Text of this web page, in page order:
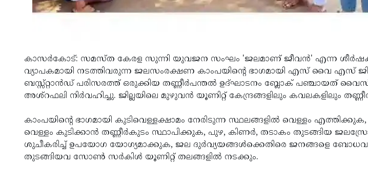
കാസര്‍കോട്: സമസ്ത കേരള സുന്നി യുവജന സംഘം 'ജലമാണ് ജീവന്‍' എന്ന
വ്യാപകമായി നടത്തിവരുന്ന ജലസംരക്ഷണ കാംപയിന്റെ ഭാഗമായി എസ് വൈ എസ്
ബസ്സ്റ്റാന്‍ഡ് പരിസരത്ത് ഒരുക്കിയ തണ്ണീര്‍പന്തല്‍ ഉദ്ഘാടനം ബ്ലോക് പഞ്ചായത്
അശ്‌റഫലി നിര്‍വഹിച്ചു. ജില്ലയിലെ മുഴുവന്‍ യൂണിറ്റ് കേന്ദ്രങ്ങളിലും കവലകളിലും
കാംപയിന്റെ ഭാഗമായി കുടിവെള്ളക്ഷാമം നേരിടുന്ന സ്ഥലങ്ങളില്‍ വെള്ളം
വെള്ളം കുടിക്കാന്‍ തണ്ണീര്‍കുടം സ്ഥാപിക്കുക, പുഴ, കിണര്‍, തടാകം തുടങ്ങിയ
ശുചീകരിച്ച് ഉപയോഗ യോഗ്യമാക്കുക, ജല ദുര്‍വ്യയങ്ങള്‍ക്കെതിരെ ജനങ്ങളെ
തുടങ്ങിയവ സോണ്‍ സര്‍കിള്‍ യൂണിറ്റ് തലങ്ങളില്‍ നടക്കും.